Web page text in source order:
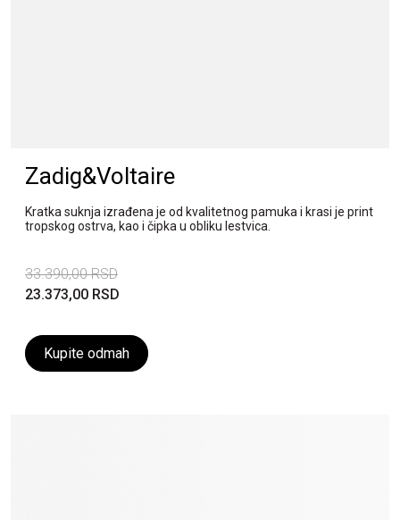
Zadig&Voltaire
Kratka suknja izrađena je od kvalitetnog pamuka i krasi je print
tropskog ostrva, kao i čipka u obliku lestvica.
33.390,00 RSD
23.373,00 RSD
Kupite odmah